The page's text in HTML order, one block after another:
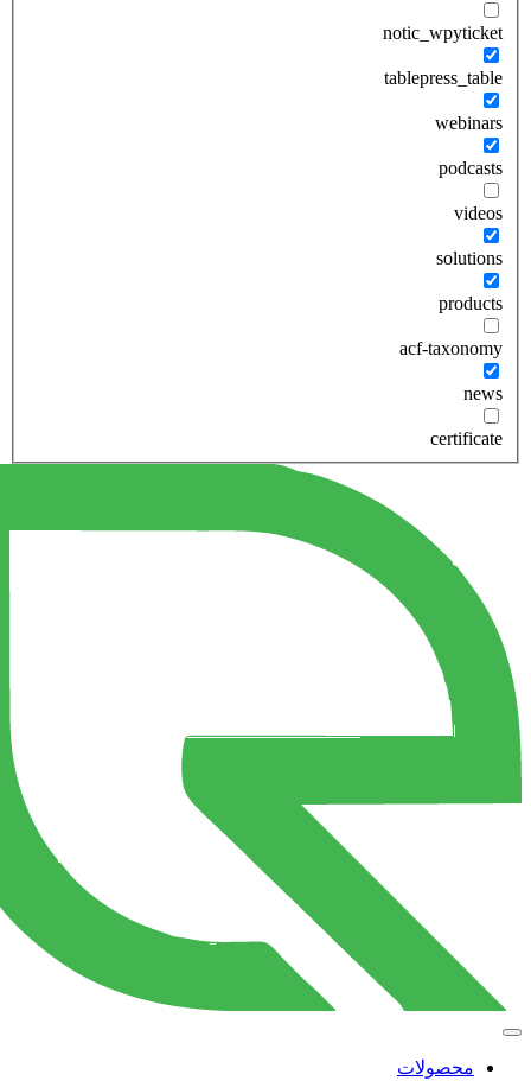
notic_wpyticket
tablepress_table
webinars
podcasts
videos
solutions
products
acf-taxonomy
news
certificate
محصولات